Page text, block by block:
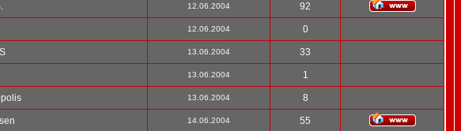
12.06.2004 92
12.06.2004 0
13.06.2004 33
13.06.2004 1
13.06.2004 8
14.06.2004 55